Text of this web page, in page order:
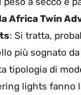
Africa Twin
: Si tratta,
più sognato
tipologia di
lights fanno